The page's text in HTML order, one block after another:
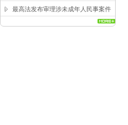
最高法发布审理涉未成年人民事案件